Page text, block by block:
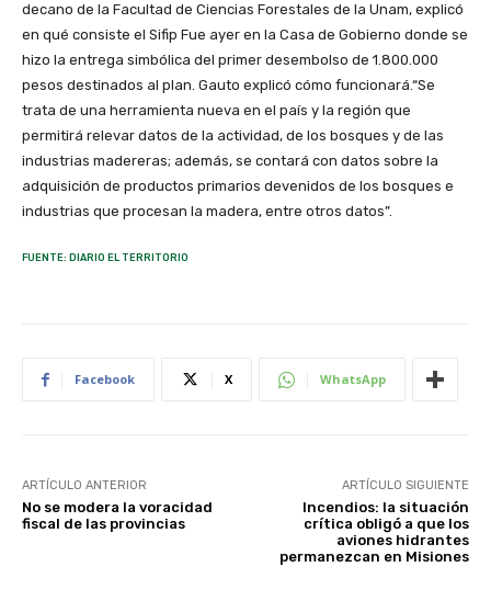
decano de la Facultad de Ciencias Forestales de la Unam, explicó
en qué consiste el Sifip Fue ayer en la Casa de Gobierno donde se
hizo la entrega simbólica del primer desembolso de 1.800.000
pesos destinados al plan. Gauto explicó cómo funcionará.“Se
trata de una herramienta nueva en el país y la región que
permitirá relevar datos de la actividad, de los bosques y de las
industrias madereras; además, se contará con datos sobre la
adquisición de productos primarios devenidos de los bosques e
industrias que procesan la madera, entre otros datos”.
FUENTE: DIARIO EL TERRITORIO
Facebook X WhatsApp
ARTÍCULO ANTERIOR
No se modera la voracidad
fiscal de las provincias
ARTÍCULO SIGUIENTE
Incendios: la situación
crítica obligó a que los
aviones hidrantes
permanezcan en Misiones